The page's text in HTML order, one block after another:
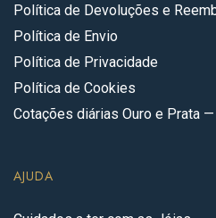
Política de Devoluções e
Política de Envio
Política de Privacidade
Política de Cookies
Cotações diárias Ouro e Prata —
AJUDA